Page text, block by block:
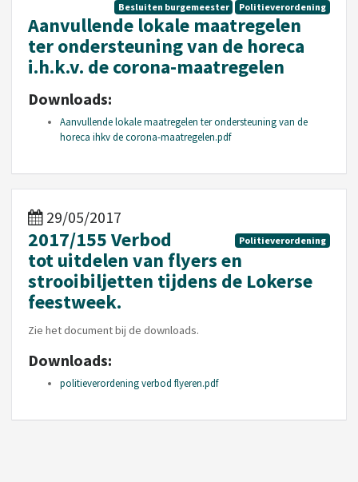
Besluiten burgemeester Politieverordening
Aanvullende lokale maatregelen
ter ondersteuning van de horeca
i.h.k.v. de corona-maatregelen
Downloads:
Aanvullende lokale maatregelen ter ondersteuning van de
horeca ihkv de corona-maatregelen.pdf
29/05/2017
Politieverordening
2017/155 Verbod
tot uitdelen van flyers en
strooibiljetten tijdens de Lokerse
feestweek.
Zie het document bij de downloads.
Downloads:
politieverordening verbod flyeren.pdf